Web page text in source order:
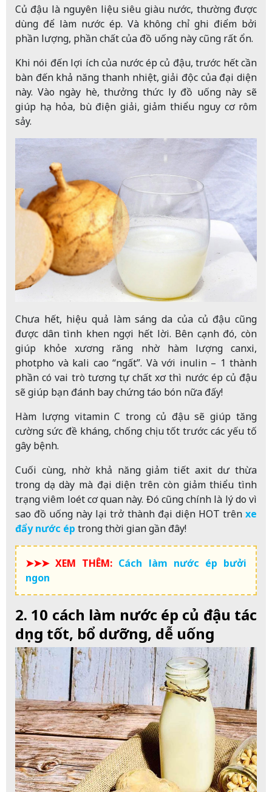
Củ đậu là nguyên liệu siêu giàu nước, thường được
dùng để làm nước ép. Và không chỉ ghi điểm bởi
phần lượng, phần chất của đồ uống này cũng rất ổn.
Khi nói đến lợi ích của nước ép củ đậu, trước hết cần
bàn đến khả năng thanh nhiệt, giải độc của đại diện
này. Vào ngày hè, thưởng thức ly đồ uống này sẽ
giúp hạ hỏa, bù điện giải, giảm thiểu nguy cơ rôm
sảy.
Chưa hết, hiệu quả làm sáng da của củ đậu cũng
được dân tình khen ngợi hết lời. Bên cạnh đó, còn
giúp khỏe xương răng nhờ hàm lượng canxi,
photpho và kali cao “ngất”. Và với inulin – 1 thành
phần có vai trò tương tự chất xơ thì nước ép củ đậu
sẽ giúp bạn đánh bay chứng táo bón nữa đấy!
Hàm lượng vitamin C trong củ đậu sẽ giúp tăng
cường sức đề kháng, chống chịu tốt trước các yếu tố
gây bệnh.
Cuối cùng, nhờ khả năng giảm tiết axit dư thừa
trong dạ dày mà đại diện trên còn giảm thiểu tình
trạng viêm loét cơ quan này. Đó cũng chính là lý do vì
sao đồ uống này lại trở thành đại diện HOT trên xe
đẩy nước ép trong thời gian gần đây!
➤➤➤ XEM THÊM: Cách làm nước ép bưởi
ngon
2. 10 cách làm nước ép củ đậu tác
dụng tốt, bổ dưỡng, dễ uống